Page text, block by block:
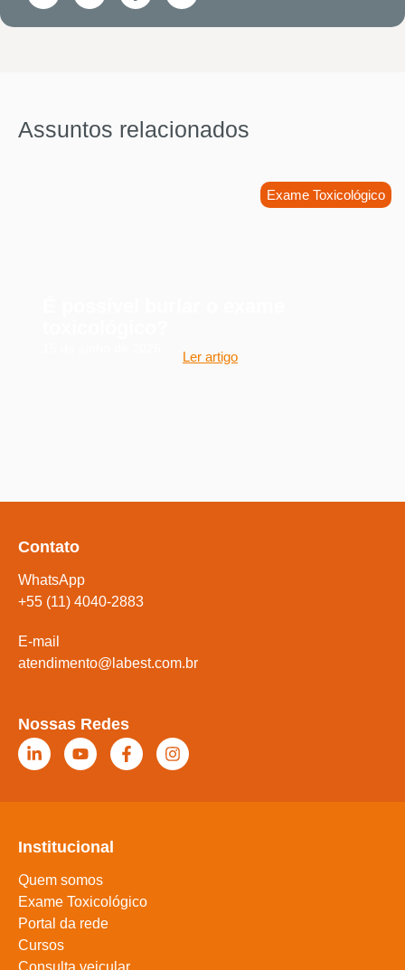
Assuntos relacionados
Exame Toxicológico
Ler artigo
Contato
WhatsApp
+55 (11) 4040-2883
E-mail
atendimento@labest.com.br
Nossas Redes
Institucional
Quem somos
Exame Toxicológico
Portal da rede
Cursos